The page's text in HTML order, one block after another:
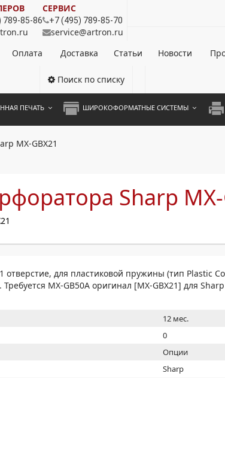
789-85-86
СЕРВИС
+7 (495) 789-85-70
service@artron.ru
Оплата Доставка Статьи Новости
Поиск по списку
ПЕЧАТЬ ШИРОКОФОРМАТНЫЕ СИСТЕМЫ
А4
MX-GBX21
Sharp
для пластиковой пружины (тип Plastic
MX-GB50A оригинал [MX-GBX21] для
12 мес.
0
Опции
Sharp